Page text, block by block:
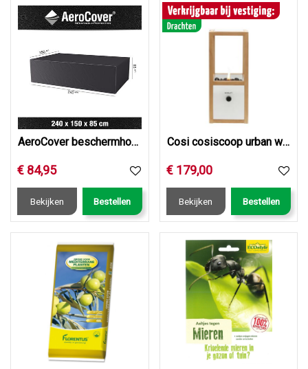
AeroCover beschermhoes Tuinsethoes 240x150xH85
€ 84,95
Bekijken Bestellen
Cosi cosiscoop urban white
€ 179,00
Bekijken Bestellen